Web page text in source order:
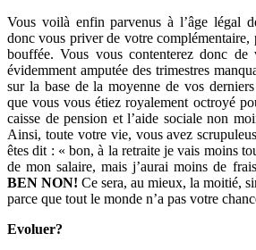
Vous voilà enfin parvenus à l’âge légal
donc vous priver de votre complémentaire,
bouffée. Vous vous contenterez donc
évidemment amputée des trimestres
sur la base de la moyenne de vos
que vous vous étiez royalement octroyé
caisse de pension et l’aide sociale non
Ainsi, toute votre vie, vous avez
êtes dit : « bon, à la retraite je vais moins
de mon salaire, mais j’aurai moins de
BEN NON! Ce sera, au mieux, la moitié,
parce que tout le monde n’a pas votre
Evoluer?